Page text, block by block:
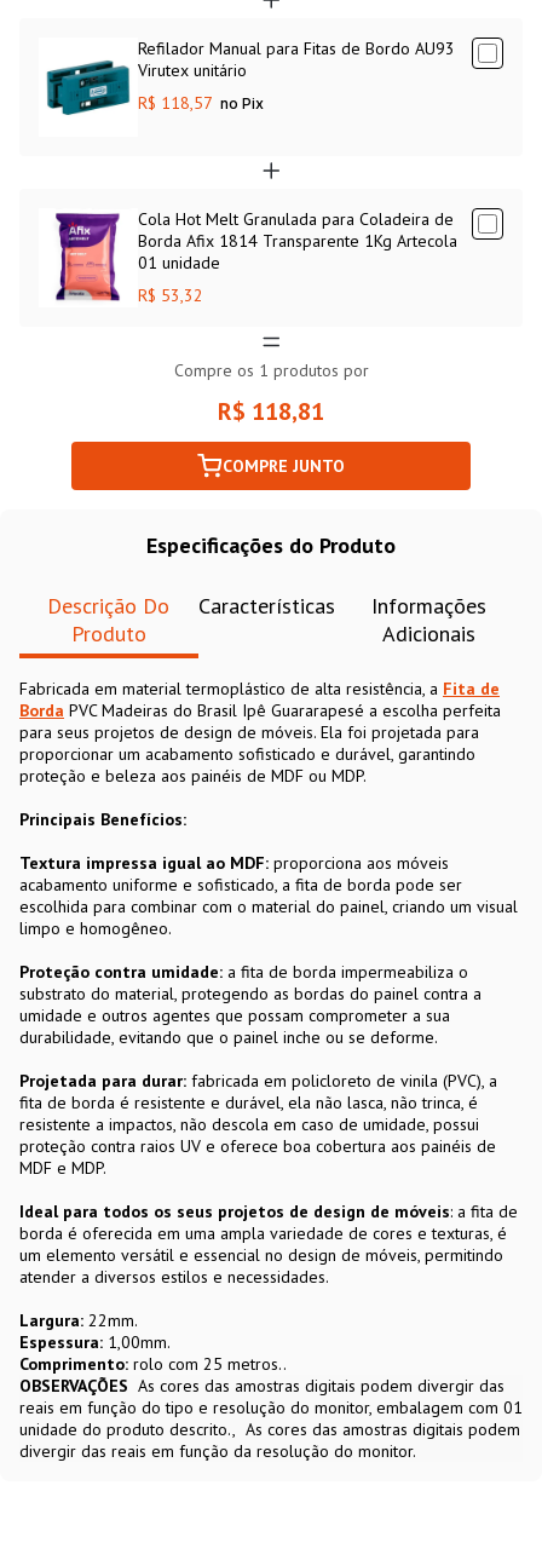
Refilador Manual para Fitas de Bordo AU93
Virutex unitário
R$ 118,57 no Pix
Cola Hot Melt Granulada para Coladeira de
Borda Afix 1814 Transparente 1Kg Artecola
01 unidade
R$ 53,32
Compre os 1 produtos por
R$ 118,81
COMPRE JUNTO
Especificações do Produto
Descrição Do
Produto
Características
Informações
Adicionais
Fabricada em material termoplástico de alta resistência, a Fita de
Borda PVC Madeiras do Brasil Ipê Guararapesé a escolha perfeita
para seus projetos de design de móveis. Ela foi projetada para
proporcionar um acabamento sofisticado e durável, garantindo
proteção e beleza aos painéis de MDF ou MDP.
Principais Benefícios:
Textura impressa igual ao MDF: proporciona aos móveis
acabamento uniforme e sofisticado, a fita de borda pode ser
escolhida para combinar com o material do painel, criando um visual
limpo e homogêneo.
Proteção contra umidade: a fita de borda impermeabiliza o
substrato do material, protegendo as bordas do painel contra a
umidade e outros agentes que possam comprometer a sua
durabilidade, evitando que o painel inche ou se deforme.
Projetada para durar: fabricada em policloreto de vinila (PVC), a
fita de borda é resistente e durável, ela não lasca, não trinca, é
resistente a impactos, não descola em caso de umidade, possui
proteção contra raios UV e oferece boa cobertura aos painéis de
MDF e MDP.
Ideal para todos os seus projetos de design de móveis: a fita de
borda é oferecida em uma ampla variedade de cores e texturas, é
um elemento versátil e essencial no design de móveis, permitindo
atender a diversos estilos e necessidades.
Largura: 22mm.
Espessura: 1,00mm.
Comprimento: rolo com 25 metros..
OBSERVAÇÕES As cores das amostras digitais podem divergir das
reais em função do tipo e resolução do monitor, embalagem com 01
unidade do produto descrito.
As cores das amostras digitais podem
divergir das reais em função da resolução do monitor.